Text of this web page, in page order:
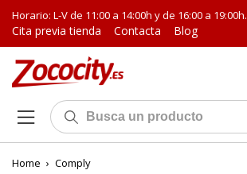
Horario: L-V de 11:00 a 14:00h y de 16:00 a 19:00h.
Cita previa tienda Contacta Blog
Home › Comply